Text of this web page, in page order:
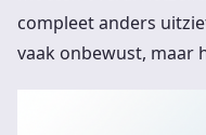
compleet anders
vaak onbewust, maar